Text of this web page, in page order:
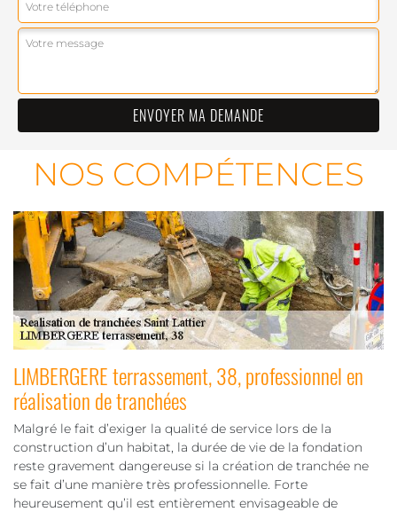
NOS COMPÉTENCES
LIMBERGERE terrassement, 38, professionnel en
réalisation de tranchées
Malgré le fait d’exiger la qualité de service lors de la
construction d’un habitat, la durée de vie de la fondation
reste gravement dangereuse si la création de tranchée ne
se fait d’une manière très professionnelle. Forte
heureusement qu’il est entièrement envisageable de